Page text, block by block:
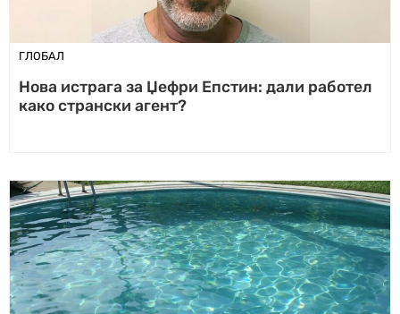
ГЛОБАЛ
Нова истрага за Џефри Епстин: дали работел
како странски агент?